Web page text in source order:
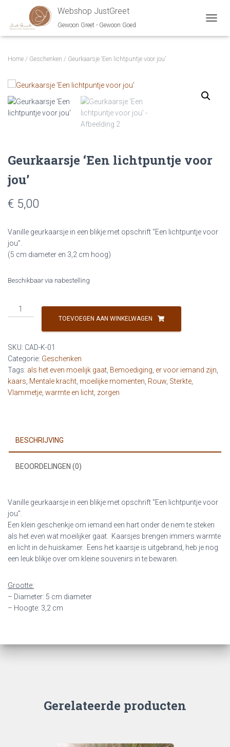
Webshop JustGreet
Gewoon Greet - Gewoon Goed
Home / Geschenken / Geurkaarsje ‘Een lichtpuntje voor jou’
Geurkaarsje ‘Een lichtpuntje voor
jou’
€ 5,00
Vanille geurkaarsje in een blikje met opschrift “Een lichtpuntje voor
jou”.
(5 cm diameter en 3,2 cm hoog)
Beschikbaar via nabestelling
Geurkaarsje
'Een
lichtpuntje
jou'
aantal
TOEVOEGEN AAN WINKELWAGEN
SKU: CAD-K-01
Categorie: Geschenken
Tags: als het even moeilijk gaat Bemoediging er voor iemand zijn
kaars Mentale kracht moeilijke momenten Rouw Sterkte
Vlammetje warmte en licht zorgen
BESCHRIJVING
BEOORDELINGEN (0)
Vanille geurkaarsje in een blikje met opschrift “Een lichtpuntje voor
jou”.
Een klein geschenkje om iemand een hart onder de riem te steken
als het even wat moeilijker gaat. Kaarsjes brengen immers warmte
en licht in de huiskamer. Eens het kaarsje is uitgebrand, heb je nog
een leuk blikje over om kleine souvenirs in te bewaren.
Grootte:
– Diameter: 5 cm diameter
– Hoogte: 3,2 cm
Gerelateerde producten